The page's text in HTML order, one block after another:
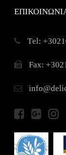
Τel:
Fax: